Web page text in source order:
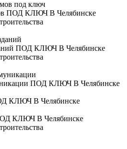
ПОД КЛЮЧ В Челябинске
ПОД КЛЮЧ В Челябинске
ПОД КЛЮЧ В Челябинске
КЛЮЧ В Челябинске
КЛЮЧ В Челябинске